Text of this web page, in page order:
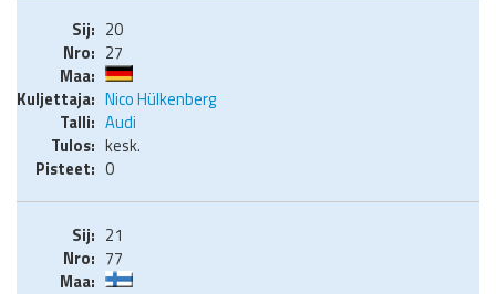
20
27
Nico Hülkenberg
Audi
kesk.
0
21
77